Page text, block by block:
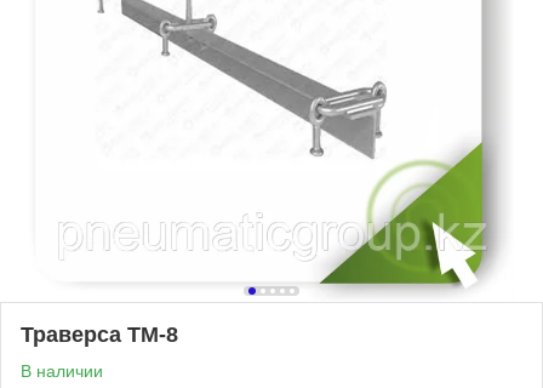
Траверса ТМ-8
В наличии